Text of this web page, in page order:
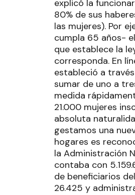
explicó la
80% de sus
las mujeres). Por
cumpla 65 años-
que establece la
corresponda. En
estableció a
sumar de uno a
medida
21.000 mujeres
absoluta
gestamos una
hogares es
la Administración
contaba con
de beneficiarios
26.425 y